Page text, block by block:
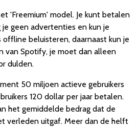
'Freemium' model. Je kunt betalen
geen advertenties en kun je
beluisteren, daarnaast kun je
van Spotify, je moet dan alleen
dulden.
50 miljoen actieve gebruikers
120 dollar per jaar betalen.
het gemiddelde bedrag dat de
verleden uitgaf. Meer dan de helft